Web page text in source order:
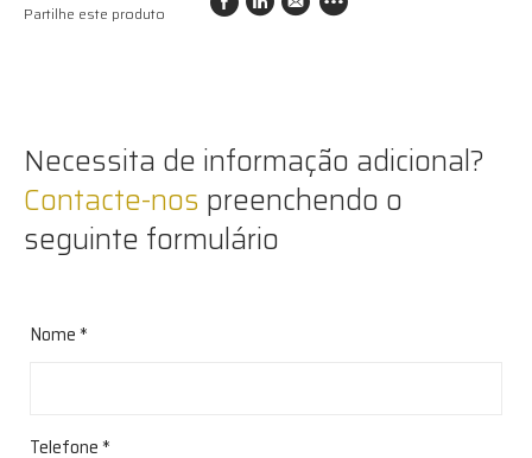
Partilhe este produto
Necessita de informação adicional?
Contacte-nos preenchendo o
seguinte formulário
Nome *
Telefone *